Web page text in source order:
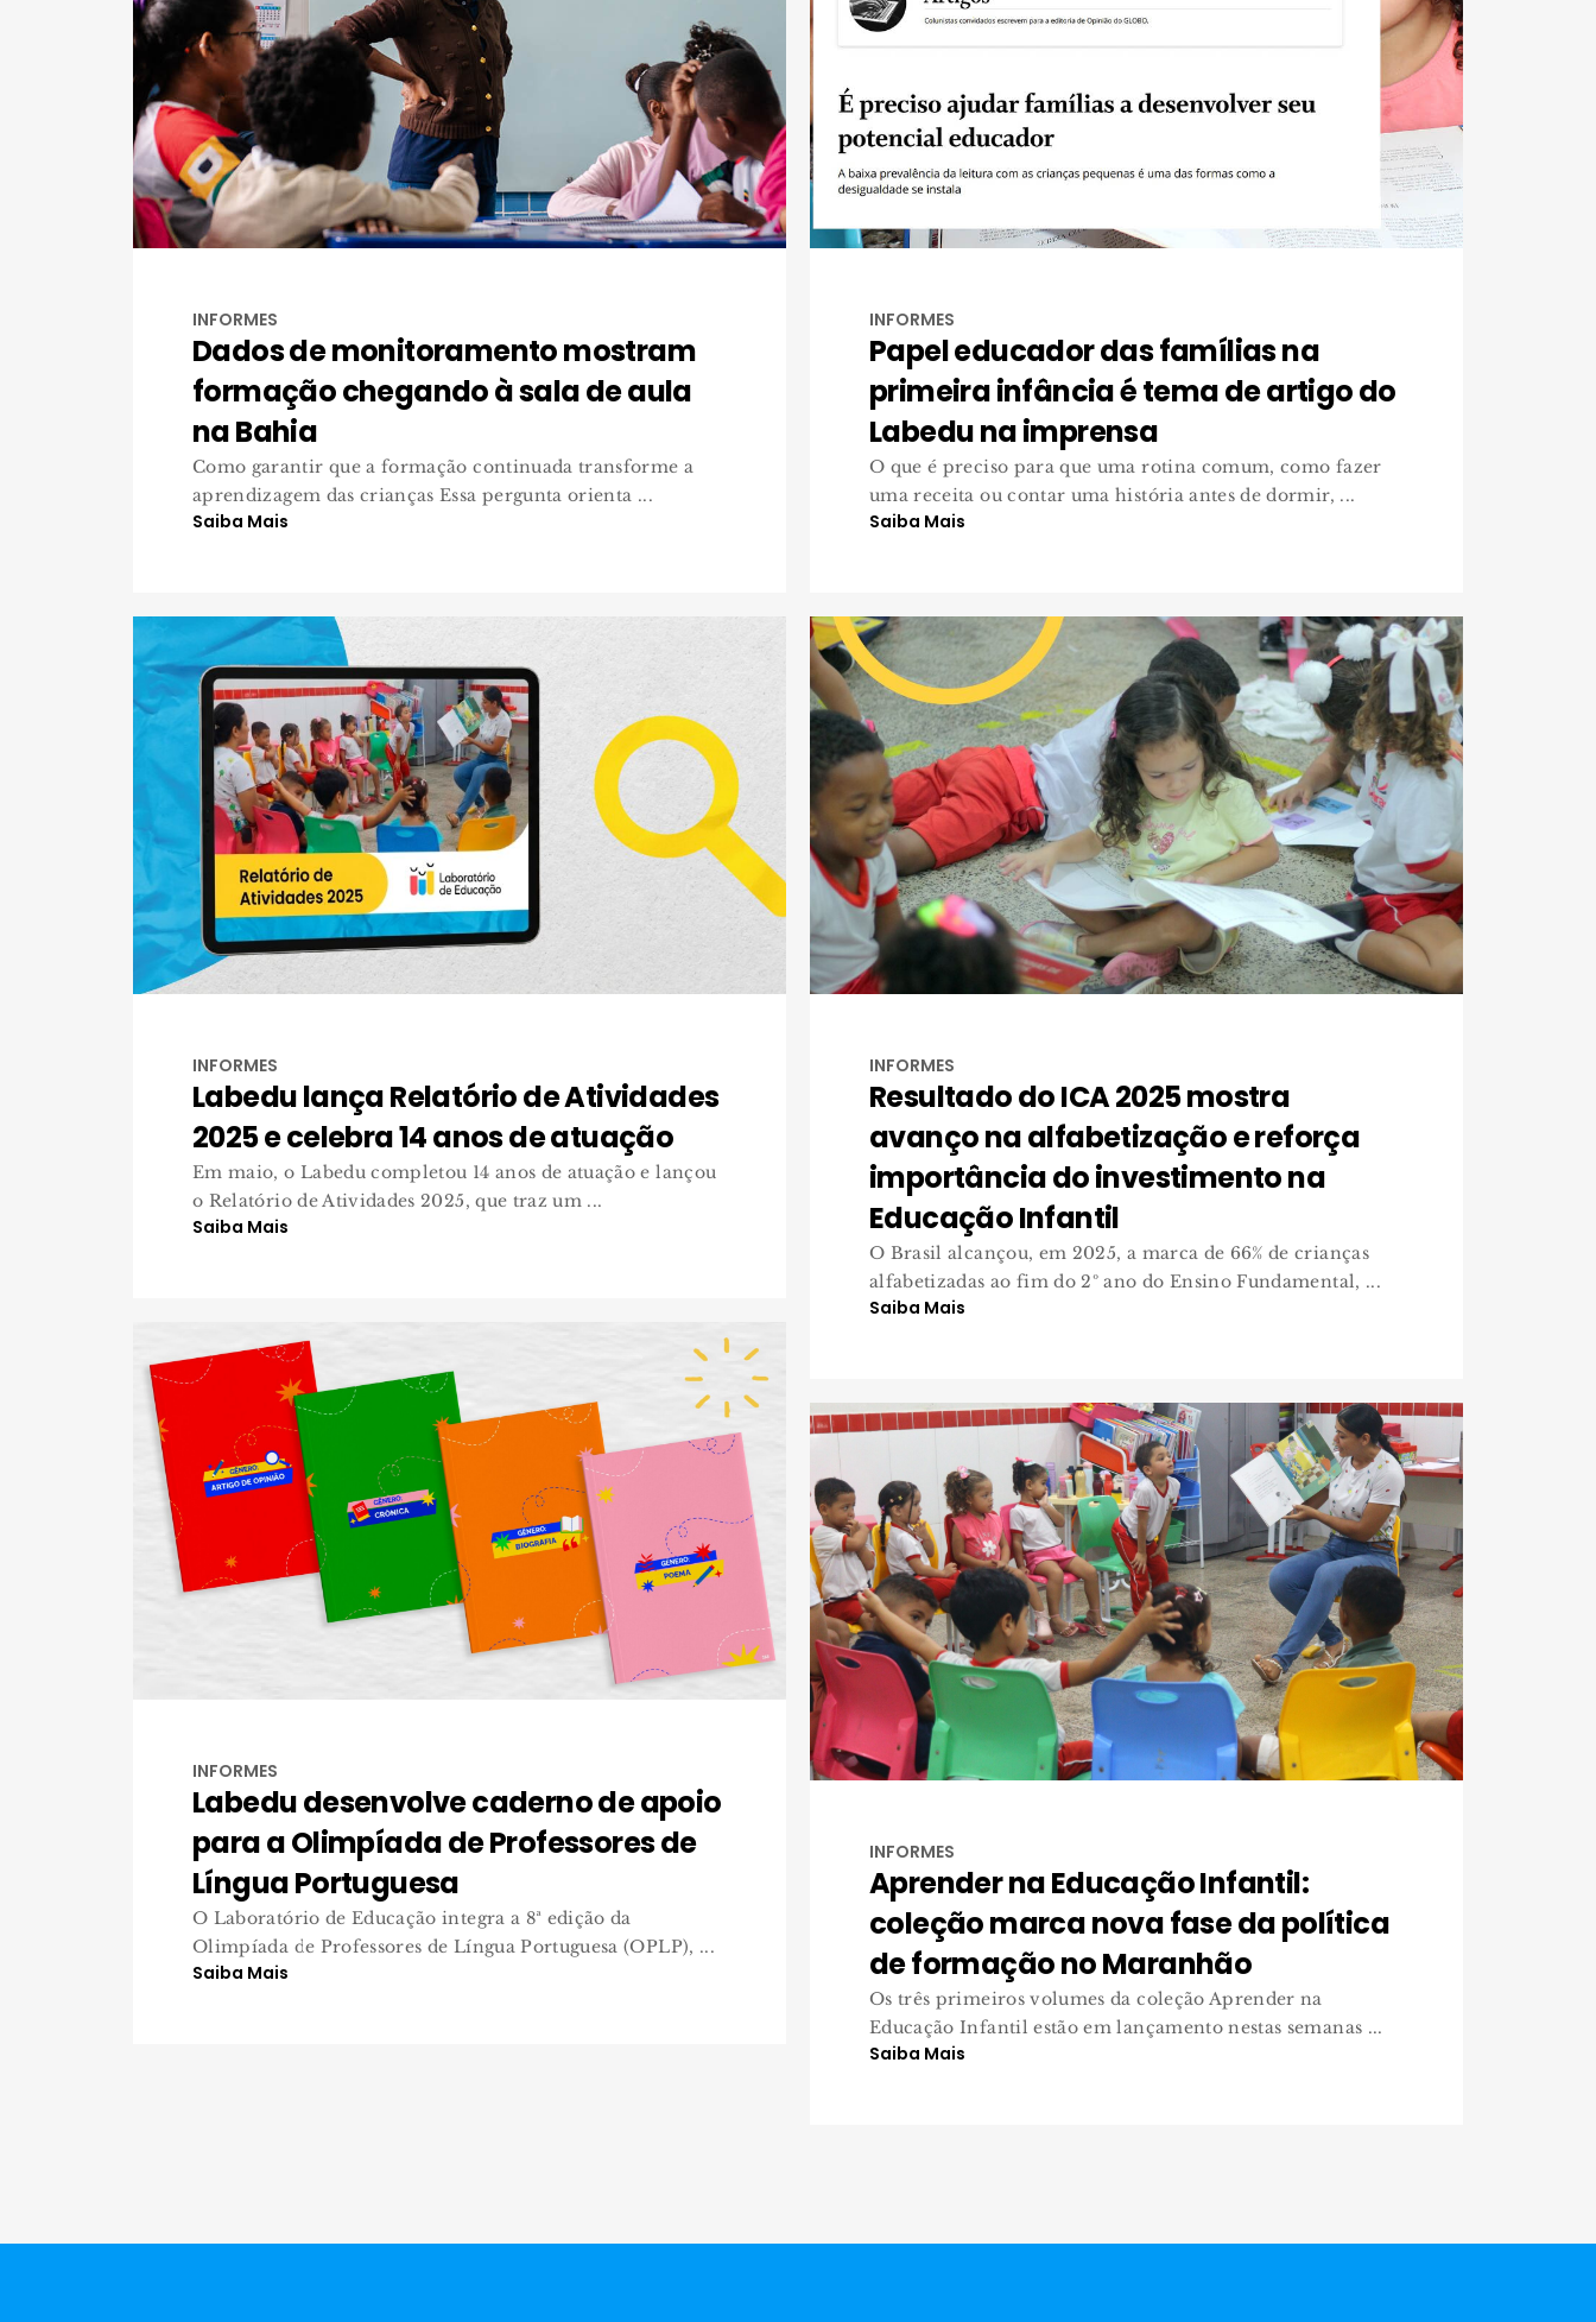
INFORMES
Dados de monitoramento mostram
formação chegando à sala de aula
na Bahia
Como garantir que a formação continuada transforme a
aprendizagem das crianças Essa pergunta orienta ...
Saiba Mais
INFORMES
Papel educador das famílias na
primeira infância é tema de artigo do
Labedu na imprensa
O que é preciso para que uma rotina comum, como fazer
uma receita ou contar uma história antes de dormir, ...
Saiba Mais
INFORMES
Labedu lança Relatório de Atividades
2025 e celebra 14 anos de atuação
Em maio, o Labedu completou 14 anos de atuação e lançou
o Relatório de Atividades 2025, que traz um ...
Saiba Mais
INFORMES
Resultado do ICA 2025 mostra
avanço na alfabetização e reforça
importância do investimento na
Educação Infantil
O Brasil alcançou, em 2025, a marca de 66% de crianças
alfabetizadas ao fim do 2º ano do Ensino Fundamental, ...
Saiba Mais
INFORMES
Labedu desenvolve caderno de apoio
para a Olimpíada de Professores de
Língua Portuguesa
O Laboratório de Educação integra a 8ª edição da
Olimpíada de Professores de Língua Portuguesa (OPLP), ...
Saiba Mais
INFORMES
Aprender na Educação Infantil:
coleção marca nova fase da política
de formação no Maranhão
Os três primeiros volumes da coleção Aprender na
Educação Infantil estão em lançamento nestas semanas ...
Saiba Mais